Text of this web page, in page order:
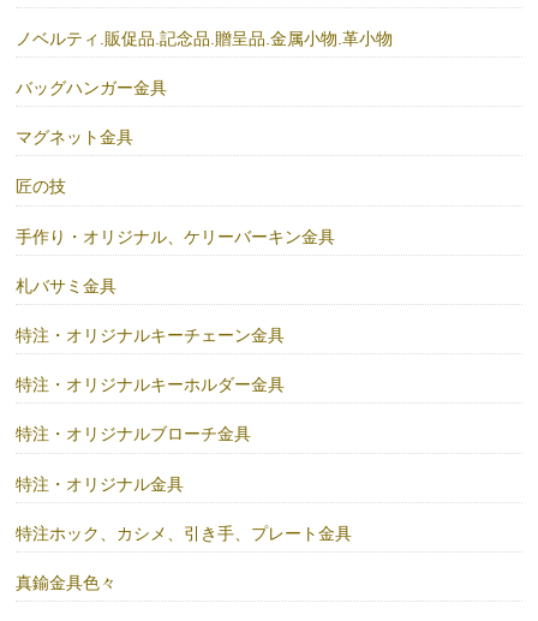
ノベルティ.販促品.記念品.贈呈品.金属小物.革小物
バッグハンガー金具
マグネット金具
匠の技
手作り・オリジナル、ケリーバーキン金具
札バサミ金具
特注・オリジナルキーチェーン金具
特注・オリジナルキーホルダー金具
特注・オリジナルブローチ金具
特注・オリジナル金具
特注ホック、カシメ、引き手、プレート金具
真鍮金具色々